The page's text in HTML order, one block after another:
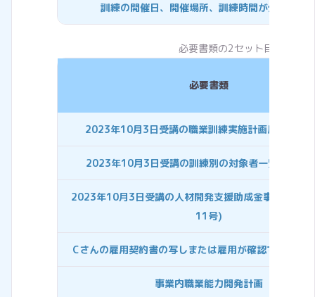
訓練の開催日、開催場所、訓練時間が分かる資
必要書類の2セット目
必要書類
2023年10月3日受講の職業訓練実施計画届(様式
2023年10月3日受講の訓練別の対象者一覧(様式第
2023年10月3日受講の人材開発支援助成金事前確認
11号)
Cさんの雇用契約書の写しまたは雇用が確認できる書
事業内職業能力開発計画